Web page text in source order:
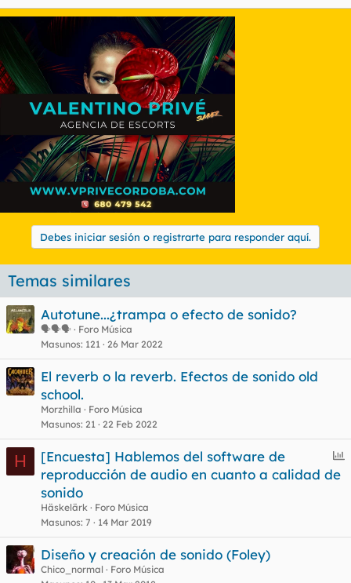
Debes iniciar sesión o registrarte para responder aquí.
Temas similares
Autotune...¿trampa o efecto de sonido?
🗣🗣🗣
Foro Música
Masunos 121 26 Mar 2022
El reverb o la reverb. Efectos de sonido old
school.
Morzhilla
Foro Música
Masunos 21 22 Feb 2022
H
E
s
[Encuesta] Hablemos del software de
reproducción de audio en cuanto a calidad de
sonido
Häskelärk
Foro Música
Masunos 7 14 Mar 2019
Diseño y creación de sonido (Foley)
Chico_normal
Foro Música